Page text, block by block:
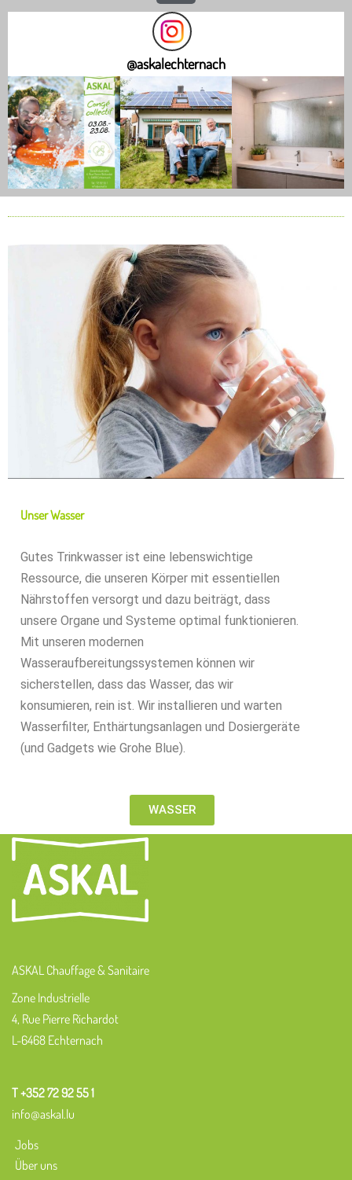
@askalechternach
Unser Wasser
Gutes Trinkwasser ist eine lebenswichtige
Ressource, die unseren Körper mit essentiellen
Nährstoffen versorgt und dazu beiträgt, dass
unsere Organe und Systeme optimal funktionieren.
Mit unseren modernen
Wasseraufbereitungssystemen können wir
sicherstellen, dass das Wasser, das wir
konsumieren, rein ist. Wir installieren und warten
Wasserfilter, Enthärtungsanlagen und Dosiergeräte
(und Gadgets wie Grohe Blue).
WASSER
ASKAL Chauffage & Sanitaire
Zone Industrielle
4, Rue Pierre Richardot
L-6468 Echternach
T +352 72 92 55 1
info@askal.lu
Jobs
Über uns